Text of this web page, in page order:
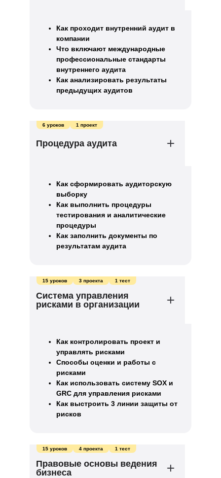
Как проходит внутренний аудит в
компании
Что включают международные
профессиональные стандарты
внутреннего аудита
Как анализировать результаты
предыдущих аудитов
Процедура аудита
6 уроков 1 проект
Как сформировать аудиторскую
выборку
Как выполнить процедуры
тестирования и аналитические
процедуры
Как заполнить документы по
результатам аудита
Система управления
рисками в организации
15 уроков 3 проекта 1 тест
Как контролировать проект и
управлять рисками
Способы оценки и работы с
рисками
Как использовать систему SOX и
GRC для управления рисками
Как выстроить 3 линии защиты от
рисков
Правовые основы ведения
бизнеса
15 уроков 4 проекта 1 тест